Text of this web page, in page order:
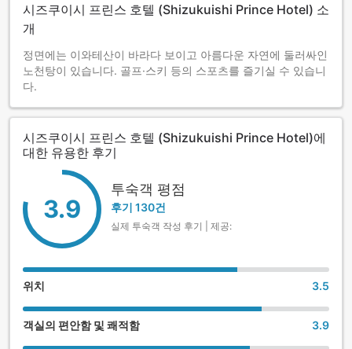
시즈쿠이시 프린스 호텔 (Shizukuishi Prince Hotel) 소
개
정면에는 이와테산이 바라다 보이고 아름다운 자연에 둘러싸인
노천탕이 있습니다. 골프·스키 등의 스포츠를 즐기실 수 있습니
다.
시즈쿠이시 프린스 호텔 (Shizukuishi Prince Hotel)에
대한 유용한 후기
3.9
투숙객 평점
후기 130건
실제 투숙객 작성 후기 | 제공:
위치 3.5
객실의 편안함 및 쾌적함 3.9